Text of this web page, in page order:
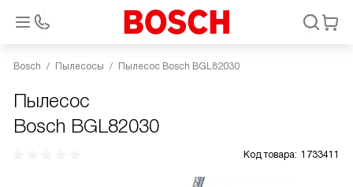
Bosch Пылесосы Пылесос Bosch BGL82030
Пылесос
Bosch BGL82030
Код товара: 1733411